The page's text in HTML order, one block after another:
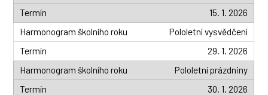
15. 1. 2026
Pololetní vysvědčení
29. 1. 2026
Pololetní prázdniny
30. 1. 2026